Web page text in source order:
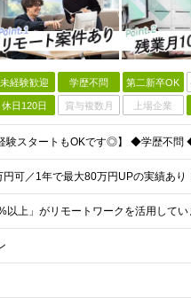
未経験歓迎 学歴不問 第二新卒OK
休日120日 賞与複数月 上場企業